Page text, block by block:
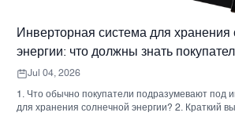
Инверторная система для хранения
энергии: что должны знать
Jul 04, 2026
1. Что обычно покупатели подразумевают под
для хранения солнечной энергии? 2. Краткий